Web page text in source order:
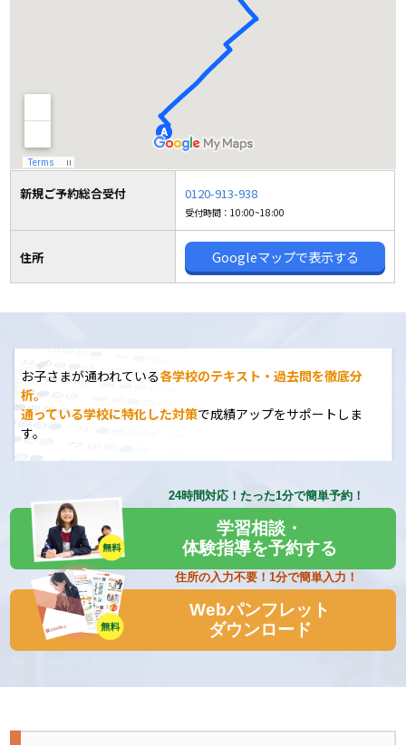
の高い生徒さまが集まる環境なのに、いつの間にか
こんな風に考えていませんか？
「授業で先生の話していることがわからない...」
「学校の宿題が終わらない...」
「塾に通いたいけど、部活も忙しい...」
私も皆さんと全く同じ悩みを抱えていました。
中高一貫校のカリキュラムや指導法は本当に素晴ら
しいですが、「授業や扱っている教材はとてもレベ
ルが高く、置いていかれてしまう」ことがありま
す。
ですが、それさえ “やり切れ” ば、着実に学力は伸び
す。その学年に見合った英検を取得することができ
ます。大学受験にも手が届いていきます。
WAYSでは、学校で配られる大量の教材・先生独自の
プリントを管理し、「①計画の立て方 ②学校教材
の進め方」をお伝えします。そして「③自力で進め
新規ご予約総合受付 0120-913-938
受付時間：10:00~18:00
住所 Googleマップで表示する
お子さまが通われている各学校のテキスト・過去問を徹底分
析。
通っている学校に特化した対策で成績アップをサポートしま
す。
24時間対応！たった1分で簡単予約！
学習相談・
体験指導を予約する
住所の入力不要！1分で簡単入力！
Webパンフレット
ダウンロード